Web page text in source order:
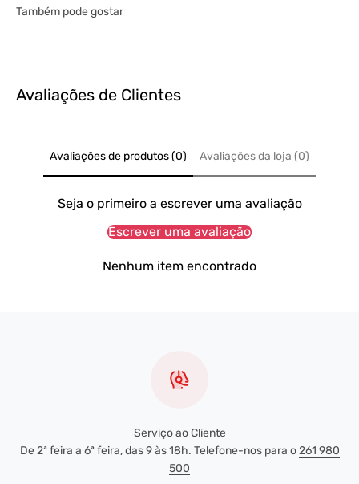
Avaliações de Clientes
Avaliações de produtos (0) Avaliações da loja (0)
Seja o primeiro a escrever uma avaliação
Escrever uma avaliação
Nenhum item encontrado
Serviço ao Cliente
De 2ª feira a 6ª feira, das 9 às 18h. Telefone-nos para o261 980
500